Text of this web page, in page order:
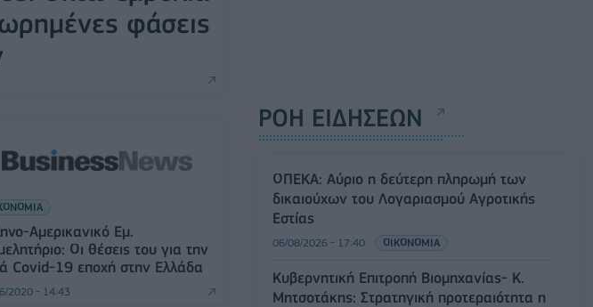
φάσεις
Αμερικανικό Εμ.
Οι θέσεις του για την
Covid-19 εποχή στην Ελλάδα
2020 - 14:43
ΡΟΗ ΕΙΔΗΣΕΩΝ
ΟΠΕΚΑ: Αύριο η δεύτερη πληρωμή των
δικαιούχων του Λογαριασμού Αγροτικής
Εστίας
06/08/2026 - 17:40 ΟΙΚΟΝΟΜΙΑ
Κυβερνητική Επιτροπή Βιομηχανίας- Κ.
Μητσοτάκης: Στρατηγική προτεραιότητα η